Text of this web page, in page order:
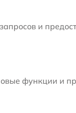
и
функции и